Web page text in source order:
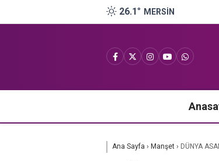
26.1° MERSIN
Ana Sayfa › Manşet › DÜNYA